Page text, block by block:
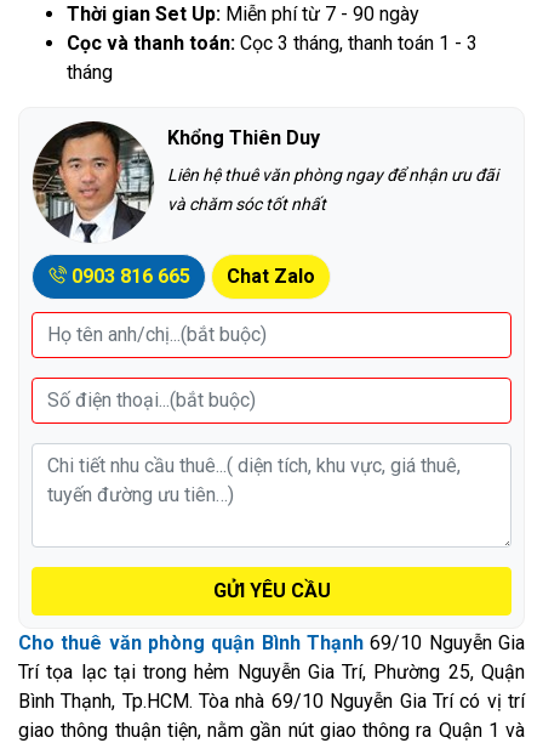
Thời gian Set Up: Miễn phí từ 7 - 90 ngày
Cọc và thanh toán: Cọc 3 tháng, thanh toán 1 - 3
tháng
Khổng Thiên Duy
Liên hệ thuê văn phòng ngay để nhận ưu đãi
và chăm sóc tốt nhất
0903 816 665 Chat Zalo
GỬI YÊU CẦU
Cho thuê văn phòng quận Bình Thạnh 69/10 Nguyễn Gia
Trí tọa lạc tại trong hẻm Nguyễn Gia Trí, Phường 25, Quận
Bình Thạnh, Tp.HCM. Tòa nhà 69/10 Nguyễn Gia Trí có vị trí
giao thông thuận tiện, nằm gần nút giao thông ra Quận 1 và